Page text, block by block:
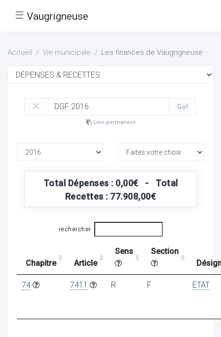
☰ Vaugrigneuse
Accueil Vie municipale Les finances de Vaugrigneuse
Go!
Lien permanent
Total Dépenses : 0,00€ - Total
Recettes : 77.908,00€
rechercher
Chapitre Article
Sens
Section
74 7411 R F ETAT